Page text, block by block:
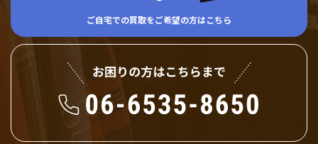
ご自宅での買取をご希望の方はこちら